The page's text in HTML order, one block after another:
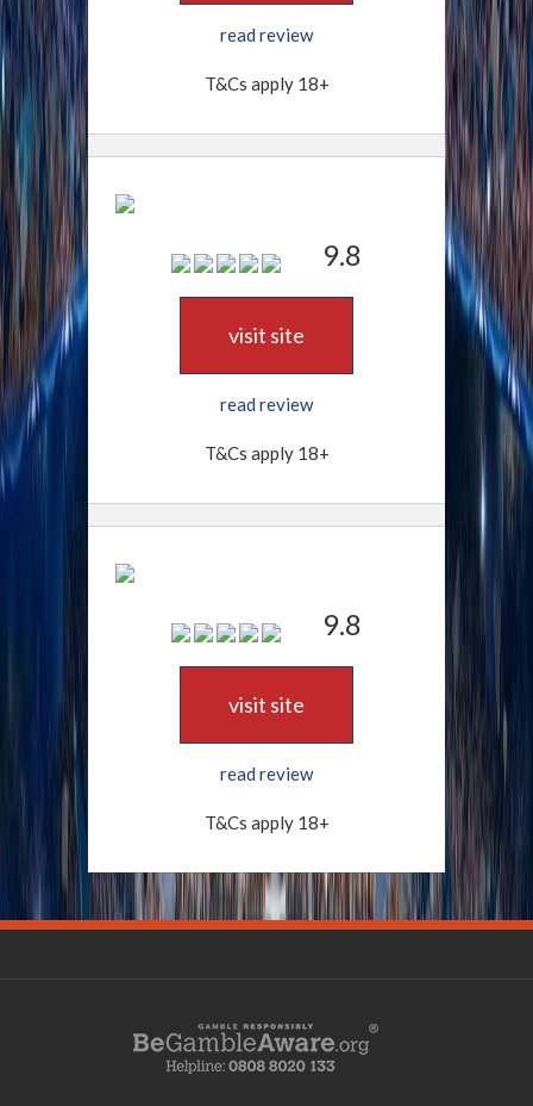
read review
T&Cs apply 18+
9.8
visit site
read review
T&Cs apply 18+
9.8
visit site
read review
T&Cs apply 18+